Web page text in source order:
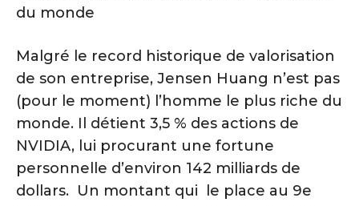
du monde
Malgré le record historique de valorisation
de son entreprise, Jensen Huang n’est pas
(pour le moment) l’homme le plus riche du
monde. Il détient 3,5 % des actions de
NVIDIA, lui procurant une fortune
personnelle d’environ 142 milliards de
dollars. Un montant qui le place au 9e